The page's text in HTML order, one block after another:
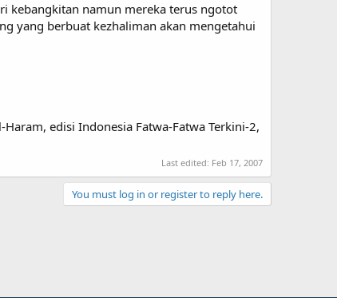
kebangkitan namun mereka terus ngotot
yang berbuat kezhaliman akan mengetahui
edisi Indonesia Fatwa-Fatwa Terkini-2,
Last edited: Feb 17, 2007
You must log in or register to reply here.